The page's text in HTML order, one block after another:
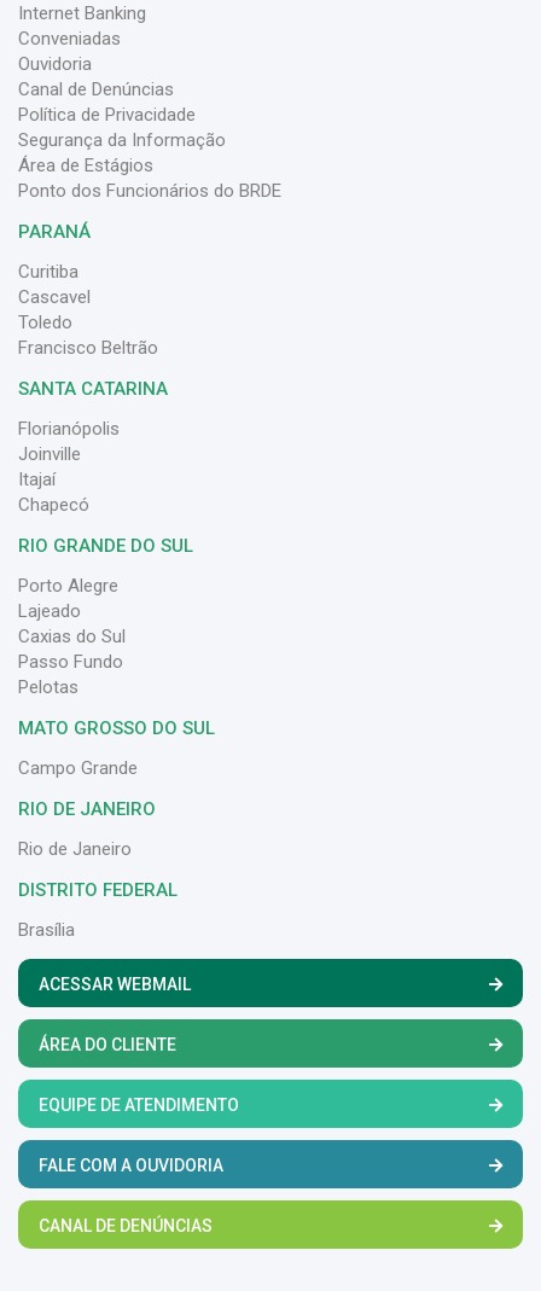
Internet Banking
Conveniadas
Ouvidoria
Canal de Denúncias
Política de Privacidade
Segurança da Informação
Área de Estágios
Ponto dos Funcionários do BRDE
PARANÁ
Curitiba
Cascavel
Toledo
Francisco Beltrão
SANTA CATARINA
Florianópolis
Joinville
Itajaí
Chapecó
RIO GRANDE DO SUL
Porto Alegre
Lajeado
Caxias do Sul
Passo Fundo
Pelotas
MATO GROSSO DO SUL
Campo Grande
RIO DE JANEIRO
Rio de Janeiro
DISTRITO FEDERAL
Brasília
ACESSAR WEBMAIL
ÁREA DO CLIENTE
EQUIPE DE ATENDIMENTO
FALE COM A OUVIDORIA
CANAL DE DENÚNCIAS